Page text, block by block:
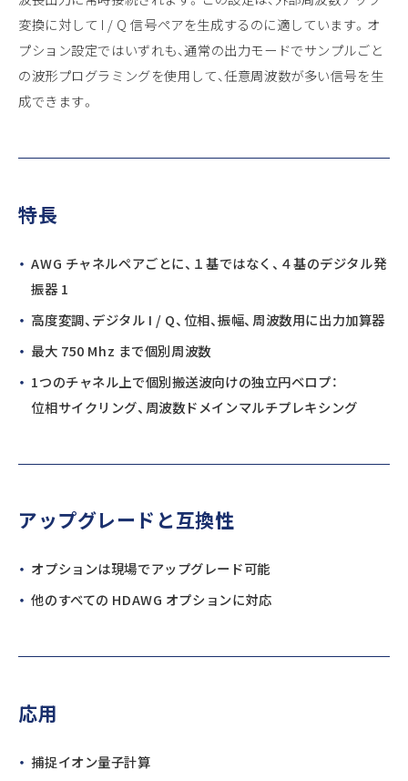
変換に対して I / Q 信号ペアを生成するのに適しています。オ
プション設定ではいずれも、通常の出力モードでサンプルごと
の波形プログラミングを使用して、任意周波数が多い信号を生
成できます。
特長
AWG チャネルペアごとに、１基ではなく、４基のデジタル発
振器 1
高度変調、デジタル I / Q、位相、振幅、周波数用に出力加算器
最大 750 Mhz まで個別周波数
1つのチャネル上で個別搬送波向けの独立円ベロプ：
位相サイクリング、周波数ドメインマルチプレキシング
アップグレードと互換性
オプションは現場でアップグレード可能
他のすべての HDAWG オプションに対応
応用
捕捉イオン量子計算